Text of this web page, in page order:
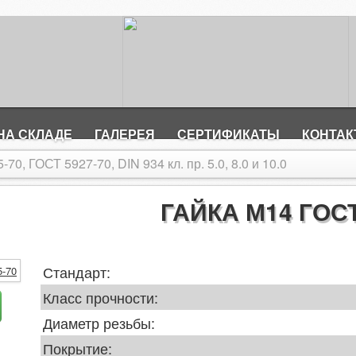
СКЛАДЕ ГАЛЕРЕЯ СЕРТИФИКАТЫ
ГОСТ 5927-70, DIN 934 кл. пр. 5.0, 8.0 и 10.0
ГАЙКА М14
Стандарт:
Класс прочности:
Диаметр резьбы:
Покрытие: